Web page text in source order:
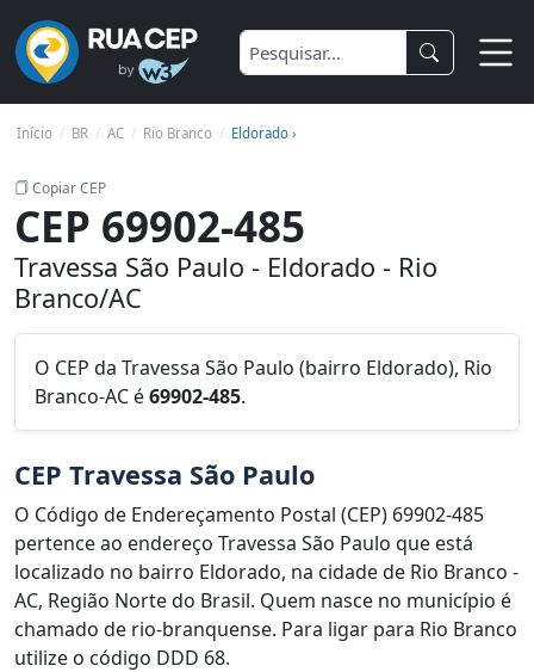
Início BR AC Rio Branco Eldorado ›
Copiar CEP
CEP 69902-485
Travessa São Paulo - Eldorado - Rio
Branco/AC
O CEP da Travessa São Paulo (bairro Eldorado), Rio
Branco-AC é69902-485.
CEP Travessa São Paulo
O Código de Endereçamento Postal (CEP) 69902-485
pertence ao endereço Travessa São Paulo que está
localizado no bairro Eldorado, na cidade de Rio Branco -
AC, Região Norte do Brasil. Quem nasce no município é
chamado de rio-branquense. Para ligar para Rio Branco
utilize o código DDD 68.